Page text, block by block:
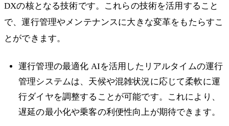
DXの核となる技術です。これらの技術を活用すること
で、運行管理やメンテナンスに大きな変革をもたらすこ
とができます。
運行管理の最適化 AIを活用したリアルタイムの運行
管理システムは、天候や混雑状況に応じて柔軟に運
行ダイヤを調整することが可能です。これにより、
遅延の最小化や乗客の利便性向上が期待できます。